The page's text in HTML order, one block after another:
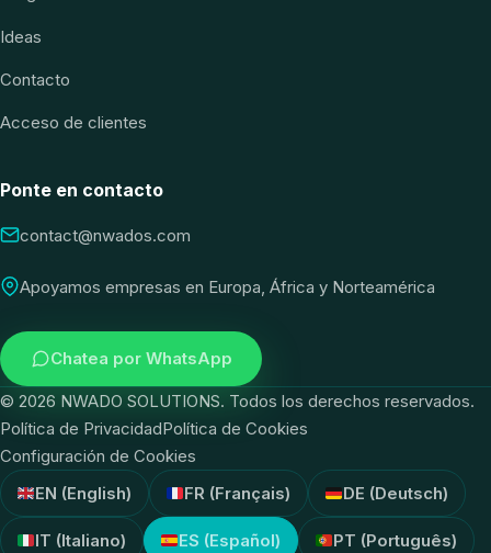
Ideas
Contacto
Acceso de clientes
Ponte en contacto
contact@nwados.com
Apoyamos empresas en Europa, África y Norteamérica
Chatea por WhatsApp
© 2026 NWADO SOLUTIONS. Todos los derechos reservados.
Política de PrivacidadPolítica de Cookies
Configuración de Cookies
EN (English)
FR (Français) DE (Deutsch)
IT (Italiano) ES (Español) PT (Português)